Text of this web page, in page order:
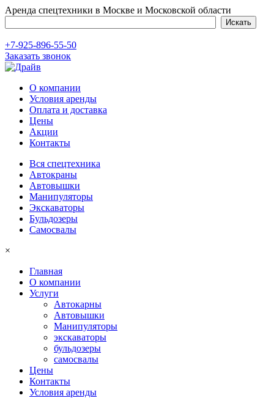
Аренда спецтехники в Москве и Московской области
+7-925-896-55-50
Заказать звонок
О компании
Условия аренды
Оплата и доставка
Цены
Акции
Контакты
Вся спецтехника
Автокраны
Автовышки
Манипуляторы
Экскаваторы
Бульдозеры
Самосвалы
×
Главная
О компании
Услуги
Автокарны
Автовышки
Манипуляторы
экскаваторы
бульдозеры
самосвалы
Цены
Контакты
Условия аренды